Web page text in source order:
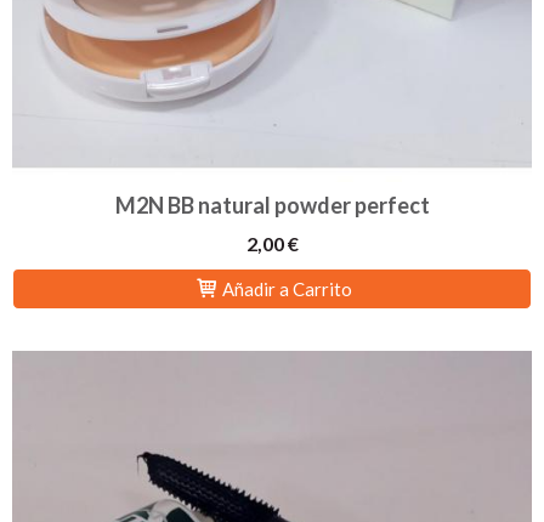
M2N BB natural powder perfect
2,00 €
Añadir a Carrito